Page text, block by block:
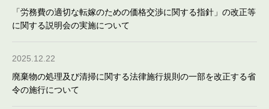
「労務費の適切な転嫁のための価格交渉に関する指針」の改正等
に関する説明会の実施について
2025.12.22
廃棄物の処理及び清掃に関する法律施行規則の一部を改正する省
令の施行について